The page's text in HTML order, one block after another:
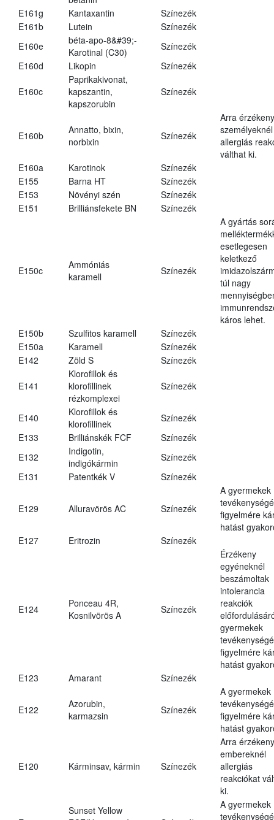
E161g
Kantaxantin
Színezék
E161b
Lutein
Színezék
E160e
béta-apo-8&#39;-
Karotinal (C30)
Színezék
E160d
Likopin Színezék
E160c
Paprikakivonat,
kapszantin,
kapszorubin
Színezék
E160b
Annatto, bixin,
norbixin
Színezék
Arra érzékeny
személyeknél
allergiás
válthat ki.
E160a
Karotinok
Színezék
E155
Barna HT
Színezék
E153
Növényi szén
Színezék
E151
Brilliánsfekete BN Színezék
E150c
Ammóniás
karamell
Színezék
A gyártás
esetlegesen
keletkező
túl nagy
káros lehet.
E150b
Szulfitos karamell
Színezék
E150a
Karamell
Színezék
E142
Zöld S Színezék
E141
Klorofillok és
klorofillinek
rézkomplexei
Színezék
E140
Klorofillok és
klorofillinek
Színezék
E133
Brilliánskék FCF
Színezék
E132
Indigotin,
indigókármin
Színezék
E131
Patentkék V Színezék
E129 Alluravörös AC Színezék
A gyermekek
figyelmére
hatást
E127
Eritrozin Színezék
E124
Ponceau 4R,
Kosnilvörös A
Színezék
Érzékeny
egyéneknél
beszámoltak
intolerancia
reakciók
gyermekek
figyelmére
hatást
E123
Amarant Színezék
E122
Azorubin,
karmazsin
Színezék
A gyermekek
figyelmére
hatást
E120 Kárminsav, kármin Színezék
Arra érzékeny
embereknél
allergiás
reakciókat
ki.
Sunset Yellow
A gyermekek